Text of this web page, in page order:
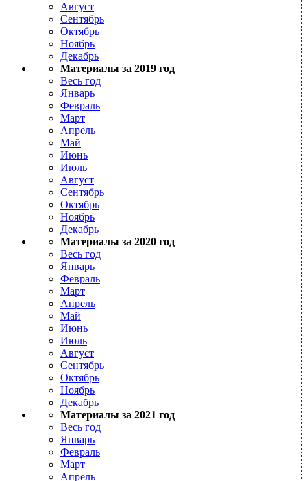
Август
Сентябрь
Октябрь
Ноябрь
Декабрь
Материалы за 2019 год
Весь год
Январь
Февраль
Март
Апрель
Май
Июнь
Июль
Август
Сентябрь
Октябрь
Ноябрь
Декабрь
Материалы за 2020 год
Весь год
Январь
Февраль
Март
Апрель
Май
Июнь
Июль
Август
Сентябрь
Октябрь
Ноябрь
Декабрь
Материалы за 2021 год
Весь год
Январь
Февраль
Март
Апрель